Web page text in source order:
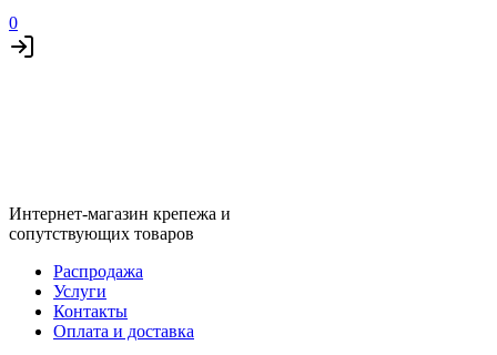
0
Интернет-магазин крепежа и
сопутствующих товаров
Распродажа
Услуги
Контакты
Оплата и доставка